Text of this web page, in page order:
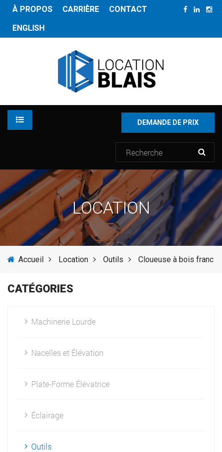
À PROPOS CARRIÈRE
CONTACT
ENGLISH
LOCATION
INVENTAIRE
SERVICES
ACTUALITÉS
FOURNISSEURS
DEMANDE DE PRIX
LOCATION
Accueil Location Outils Cloueuse à bois franc
CATÉGORIES
Machinerie Lourde
Nacelles et Élévation
Plate-Forme Élévatrice
Éclairage
Outils